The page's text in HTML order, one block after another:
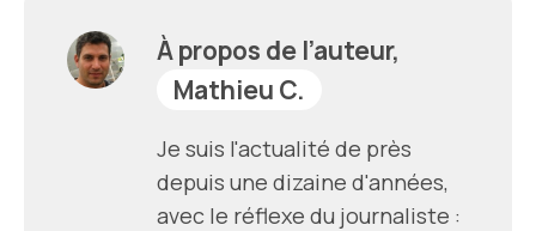
À propos de l’auteur,
Mathieu C.
Je suis l'actualité de près
depuis une dizaine d'années,
avec le réflexe du journaliste :